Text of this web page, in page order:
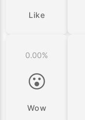
Like
0.00%
😮
Wow